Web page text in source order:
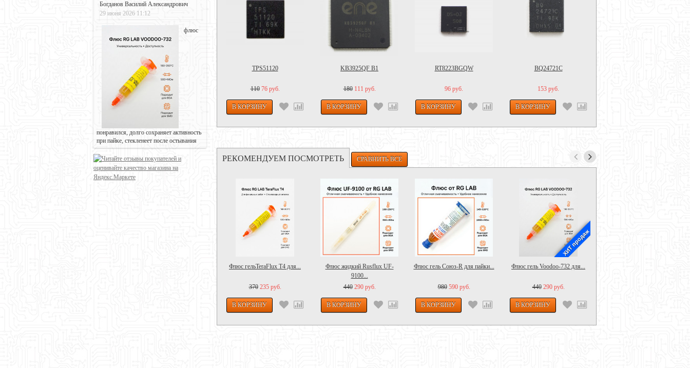
Богданов Василий Александрович
29 июня 2026 11:12
флюс
понравился, долго сохраняет активность
при пайке, стекленеет после остывания
TPS51120
110 76 руб.
KB3925QF B1
180 111 руб.
RT8223BGQW
96 руб.
BQ24721C
153 руб.
РЕКОМЕНДУЕМ ПОСМОТРЕТЬ
Флюс гельTeraFlux T4 для...
370 235 руб.
Флюс жидкий Rusflux UF-
9100...
440 290 руб.
Флюс гель Союз-R для пайки...
980 590 руб.
ХИТ продаж
Флюс гель Voodoo-732 для...
440 290 руб.